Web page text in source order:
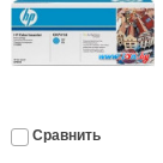
Сравнить